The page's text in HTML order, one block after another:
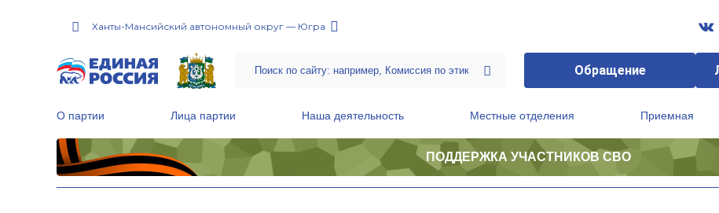
Ханты-Мансийский автономный округ — Югра
Обращение
О партии Лица партии Наша деятельность Местные отделения Приемная
ПОДДЕРЖКА УЧАСТНИКОВ СВО